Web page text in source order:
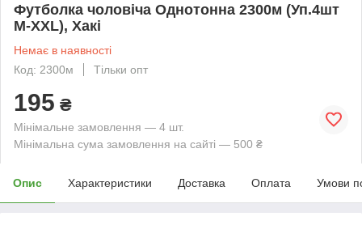
Футболка чоловіча Однотонна 2300м (Уп.4шт
M-XXL), Хакі
Немає в наявності
Код: 2300м
Тільки опт
195 ₴
Мінімальне замовлення — 4 шт.
Мінімальна сума замовлення на сайті — 500 ₴
Опис Характеристики Доставка Оплата Умови